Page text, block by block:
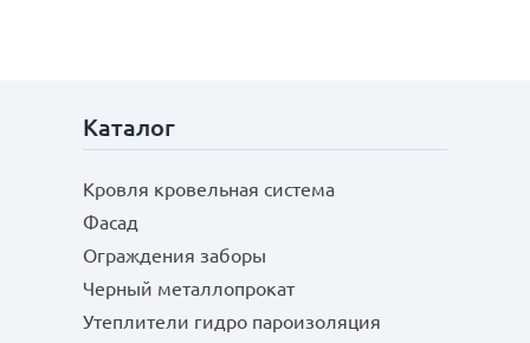
Каталог
Кровля кровельная система
Фасад
Ограждения заборы
Черный металлопрокат
Утеплители гидро пароизоляция